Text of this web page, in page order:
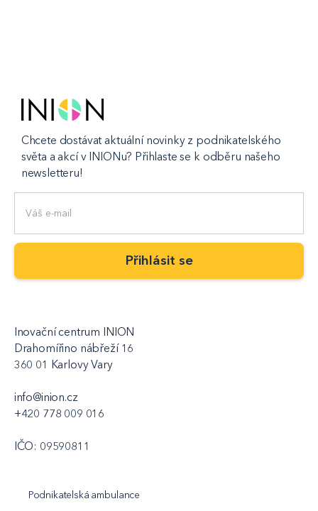
Chcete dostávat aktuální novinky z podnikatelského
světa a akcí v INIONu? Přihlaste se k odběru našeho
newsletteru!
Inovační centrum INION
Drahomířino nábřeží 16
360 01 Karlovy Vary
info@inion.cz
+420 778 009 016
IČO: 09590811
Podnikatelská ambulance